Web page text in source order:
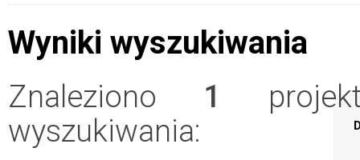
Wyniki wyszukiwania
Znaleziono 1
wyszukiwania: